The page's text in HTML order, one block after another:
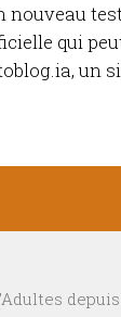
nouveau
qui
un